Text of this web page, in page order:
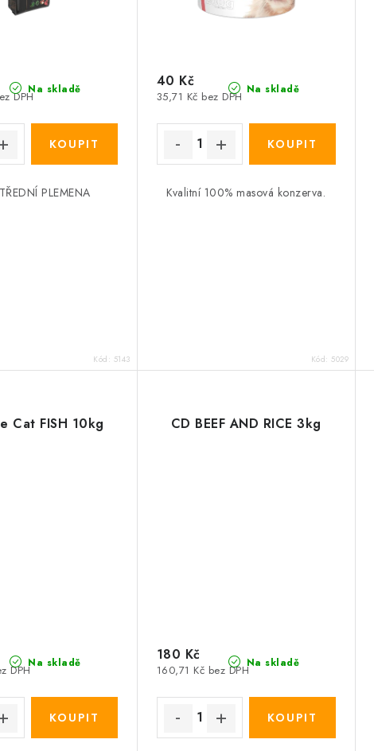
Na skladě
DPH
PLEMENA
Kód: 5143
Na skladě
35,71 Kč bez DPH
40 Kč
Kvalitní 100% masová konzerva.
Kód:5029
Cat FISH 10kg
Na skladě
DPH
CD BEEF AND RICE 3kg
Na skladě
160,71 Kč bez DPH
180 Kč